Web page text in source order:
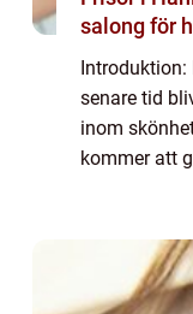
salong för
Introduktion:
senare tid
inom
kommer att